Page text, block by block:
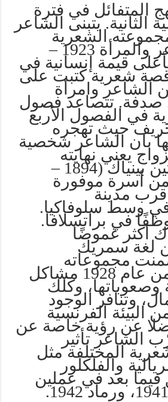
المتفائل في فترة
الثانية. يتبنى الشاعر
الشعرية
الكبيرة الشاعر والمرأة 1923 –
كأعلى قيمة إنسانية في
قصة شعرية كتبت على
الشاعر وامرأة
صدفة. تتصاعد فصول
في الفصول الأربع
حيث تهجره
بان الشاعر شخصية
يعني نهايته
كشاعر. فالانتين بينياك (1894 –
من أسرة موفورة
مدينة
في وسط سلوفاكيا.
في براتسلافا.
أكثر غموضًا
لغة سمريك
مجموعاته
الشعرية بدأ من عام 1928 مشاكل
وصعوباتها، وكلك
وتنافر الوجود
الفرنسية
فضلا عن رؤية خاصة عن
الشاعر تأثير
المختلفة مثل
والفلكلور
فيما بعد في عملين